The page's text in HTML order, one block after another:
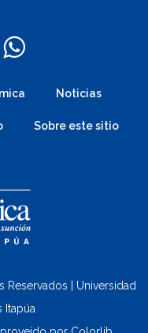
Noticias
Sobre este sitio
| Universidad
Itapúa